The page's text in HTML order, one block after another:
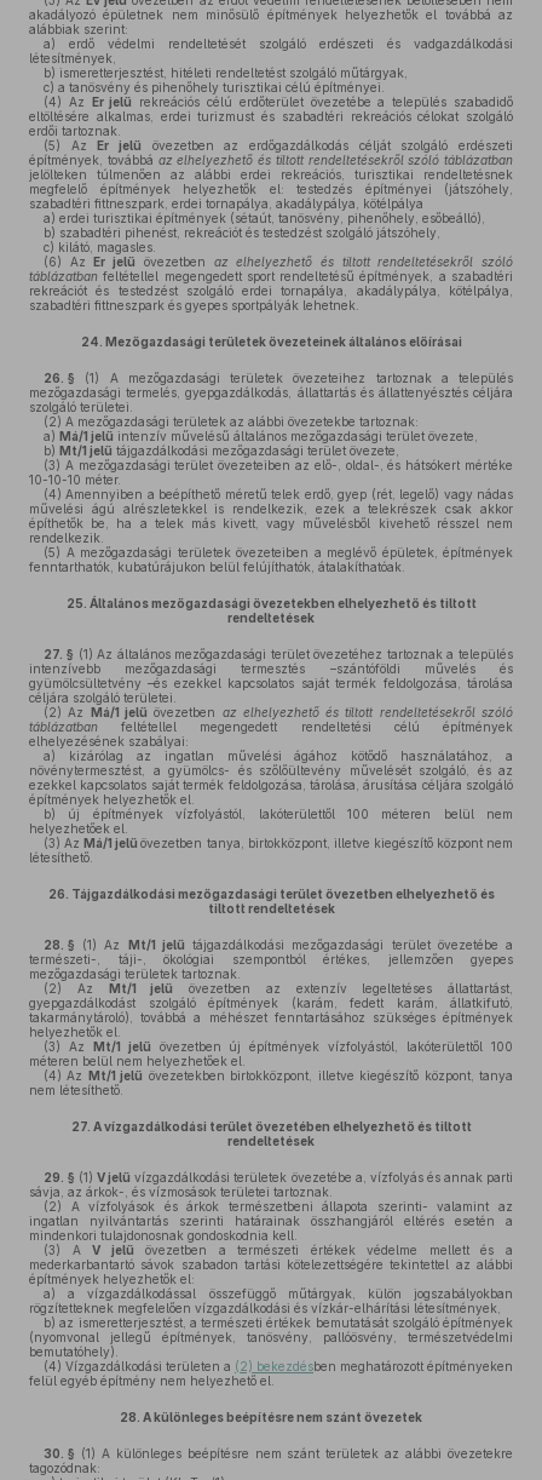
akadályozó épületnek nem minősülő építmények helyezhetők el továbbá az
alábbiak szerint:
a) erdő védelmi rendeltetését szolgáló erdészeti és vadgazdálkodási
létesítmények,
b) ismeretterjesztést, hitéleti rendeltetést szolgáló műtárgyak,
c) a tanösvény és pihenőhely turisztikai célú építményei.
(4) Az Er jelű
rekreációs célú erdőterület övezetébe a település szabadidő
eltöltésére alkalmas, erdei turizmust és szabadtéri rekreációs célokat szolgáló
erdői tartoznak.
(5) AzEr jelű övezetben az erdőgazdálkodás célját szolgáló erdészeti
építmények, továbbá az elhelyezhető és tiltott rendeltetésekről szóló táblázatban
jelölteken túlmenően az alábbi erdei rekreációs, turisztikai rendeltetésnek
megfelelő építmények helyezhetők el: testedzés építményei (játszóhely,
szabadtéri fittneszpark, erdei tornapálya, akadálypálya, kötélpálya
a) erdei turisztikai építmények (sétaút, tanösvény, pihenőhely, esőbeálló),
b) szabadtéri pihenést, rekreációt és testedzést szolgáló játszóhely,
c) kilátó, magasles.
(6) AzEr jelű övezetben az elhelyezhető és tiltott rendeltetésekről szóló
táblázatban feltétellel megengedett sport rendeltetésű építmények, a szabadtéri
rekreációt és testedzést szolgáló erdei tornapálya, akadálypálya, kötélpálya,
szabadtéri fittneszpark és gyepes sportpályák lehetnek.
24. Mezőgazdasági területek övezeteinek általános előírásai
26. § (1)
A mezőgazdasági területek övezeteihez tartoznak a település
mezőgazdasági termelés, gyepgazdálkodás, állattartás és állattenyésztés céljára
szolgáló területei.
(2) A mezőgazdasági területek az alábbi övezetekbe tartoznak:
a) Má/1 jelű intenzív művelésű általános mezőgazdasági terület övezete,
b) Mt/1 jelű tájgazdálkodási mezőgazdasági terület övezete,
(3) A mezőgazdasági terület övezeteiben az elő-, oldal-, és hátsókert mértéke
10-10-10 méter.
(4) Amennyiben a beépíthető méretű telek erdő, gyep (rét, legelő) vagy nádas
művelési ágú alrészletekkel is rendelkezik, ezek a telekrészek csak akkor
építhetők be, ha a telek más kivett, vagy művelésből kivehető résszel nem
rendelkezik.
(5) A mezőgazdasági területek övezeteiben a meglévő épületek, építmények
fenntarthatók, kubatúrájukon belül felújíthatók, átalakíthatóak.
25. Általános mezőgazdasági övezetekben elhelyezhető és tiltott
rendeltetések
27. § (1) Az általános mezőgazdasági terület övezetéhez tartoznak a település
intenzívebb mezőgazdasági termesztés –szántóföldi művelés és
gyümölcsültetvény –és ezekkel kapcsolatos saját termék feldolgozása, tárolása
céljára szolgáló területei.
(2) Az Má/1 jelű övezetben az elhelyezhető és tiltott rendeltetésekről szóló
táblázatbanfeltétellel megengedett rendeltetési célú építmények
elhelyezésének szabályai:
a) kizárólag az ingatlan művelési ágához kötődő használatához, a
növénytermesztést, a gyümölcs- és szőlőültevény művelését szolgáló, és az
ezekkel kapcsolatos saját termék feldolgozása, tárolása, árusítása céljára szolgáló
építmények helyezhetők el.
b) új építmények vízfolyástól, lakóterülettől 100 méteren belül nem
helyezhetőek el.
(3) AzMá/1 jelűövezetben tanya, birtokközpont, illetve kiegészítő központ nem
létesíthető.
26. Tájgazdálkodási mezőgazdasági terület övezetben elhelyezhető és
tiltott rendeltetések
28. § (1) Az Mt/1 jelű tájgazdálkodási mezőgazdasági terület övezetébe a
természeti-, táji-, ökológiai szempontból értékes, jellemzően gyepes
mezőgazdasági területek tartoznak.
(2) Az Mt/1 jelű
övezetben az extenzív legeltetéses állattartást,
gyepgazdálkodást szolgáló építmények (karám, fedett karám, állatkifutó,
takarmánytároló), továbbá a méhészet fenntartásához szükséges építmények
helyezhetők el.
(3) Az Mt/1 jelű övezetben új építmények vízfolyástól, lakóterülettől 100
méteren belül nem helyezhetőek el.
(4) Az Mt/1 jelű övezetekben birtokközpont, illetve kiegészítő központ, tanya
nem létesíthető.
27. A vízgazdálkodási terület övezetében elhelyezhető és tiltott
rendeltetések
29. § (1) V jelű vízgazdálkodási területek övezetébe a, vízfolyás és annak parti
sávja, az árkok-, és vízmosások területei tartoznak.
(2) A vízfolyások és árkok természetbeni állapota szerinti- valamint az
ingatlan nyilvántartás szerinti határainak összhangjáról eltérés esetén a
mindenkori tulajdonosnak gondoskodnia kell.
(3) AV jelű övezetben a természeti értékek védelme mellett és a
mederkarbantartó sávok szabadon tartási kötelezettségére tekintettel az alábbi
építmények helyezhetők el:
a) a vízgazdálkodással összefüggő műtárgyak, külön jogszabályokban
rögzítetteknek megfelelően vízgazdálkodási és vízkár-elhárítási létesítmények,
b) az ismeretterjesztést, a természeti értékek bemutatását szolgáló építmények
(nyomvonal jellegű építmények, tanösvény, pallóösvény, természetvédelmi
bemutatóhely).
(4) Vízgazdálkodási területen a (2) bekezdésben meghatározott építményeken
felül egyéb építmény nem helyezhető el.
28. A különleges beépítésre nem szánt övezetek
30. § (1) A különleges beépítésre nem szánt területek az alábbi övezetekre
tagozódnak: